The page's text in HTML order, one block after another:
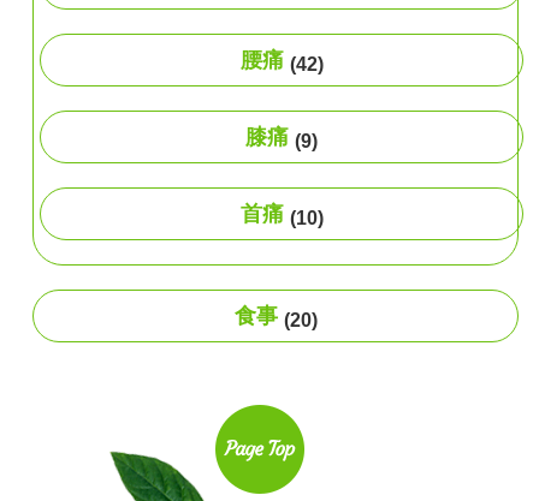
腰痛 (42)
膝痛 (9)
首痛 (10)
食事 (20)